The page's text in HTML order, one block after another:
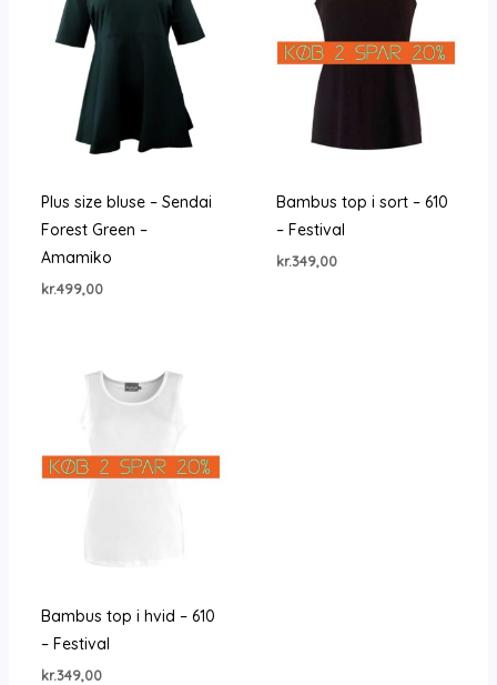
Plus size bluse – Sendai
Forest Green –
Amamiko
kr.499,00
Bambus top i sort – 610
– Festival
kr.349,00
Bambus top i hvid – 610
– Festival
kr.349,00